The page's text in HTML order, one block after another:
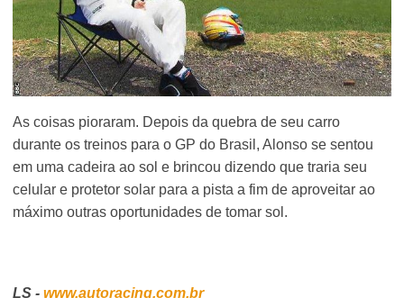
As coisas pioraram. Depois da quebra de seu carro
durante os treinos para o GP do Brasil, Alonso se sentou
em uma cadeira ao sol e brincou dizendo que traria seu
celular e protetor solar para a pista a fim de aproveitar ao
máximo outras oportunidades de tomar sol.
LS -www.autoracing.com.br